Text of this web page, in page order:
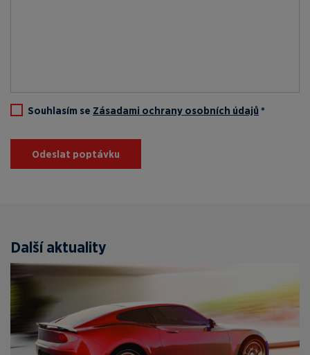
Souhlasím se Zásadami ochrany osobních údajů *
Odeslat poptávku
Další aktuality